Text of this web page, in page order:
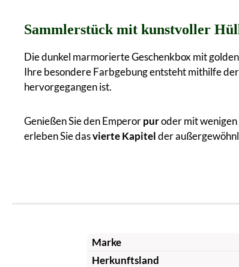
Sammlerstück mit kunstvoller
Die dunkel marmorierte Geschenkbox mit
Ihre besondere Farbgebung entsteht mithilfe
hervorgegangen ist.
Genießen Sie den Emperorpuroder mit wenigen
erleben Sie dasvierte Kapitelder
Marke
Herkunftsland